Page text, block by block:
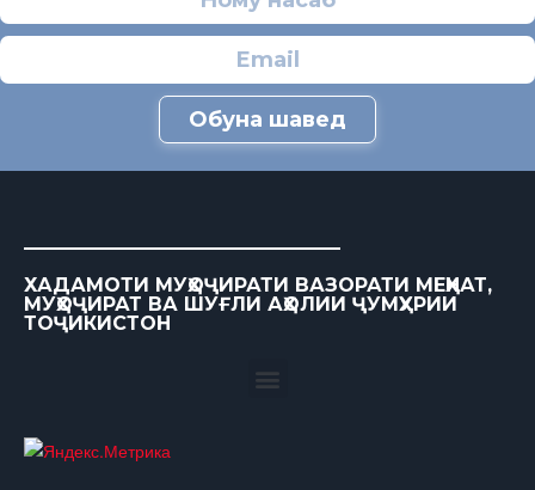
Обуна шавед
ХАДАМОТИ МУҲОҶИРАТИ ВАЗОРАТИ МЕҲНАТ,
МУҲОҶИРАТ ВА ШУҒЛИ АҲОЛИИ ҶУМҲУРИИ
ТОҶИКИСТОН